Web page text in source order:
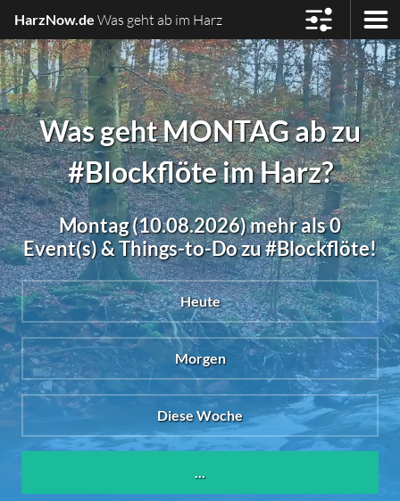
HarzNow.de Was geht ab im Harz
Was geht MONTAG ab zu
#Blockflöte im Harz?
Montag (10.08.2026) mehr als 0
Event(s) & Things-to-Do zu #Blockflöte!
Heute
Morgen
Diese Woche